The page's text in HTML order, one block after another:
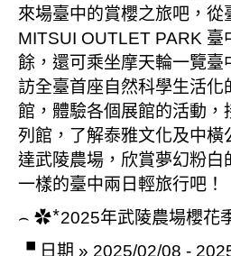
來場臺中的賞櫻之旅吧，從
MITSUI OUTLET PARK 臺
餘，還可乘坐摩天輪一覽臺
訪全臺首座自然科學生活化
館，體驗各個展館的活動，
列館，了解泰雅文化及中橫
達武陵農場，欣賞夢幻粉白
一樣的臺中兩日輕旅行吧！
⌢ ✿ ⃰ 2025年武陵農場櫻花
▝ 日期 » 2025/02/08 -